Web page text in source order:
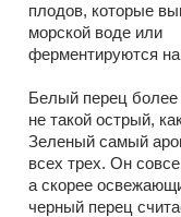
плодов, которые
морской воде или
ферментируются
Белый перец
не такой острый,
Зеленый самый
всех трех. Он
а скорее
черный перец